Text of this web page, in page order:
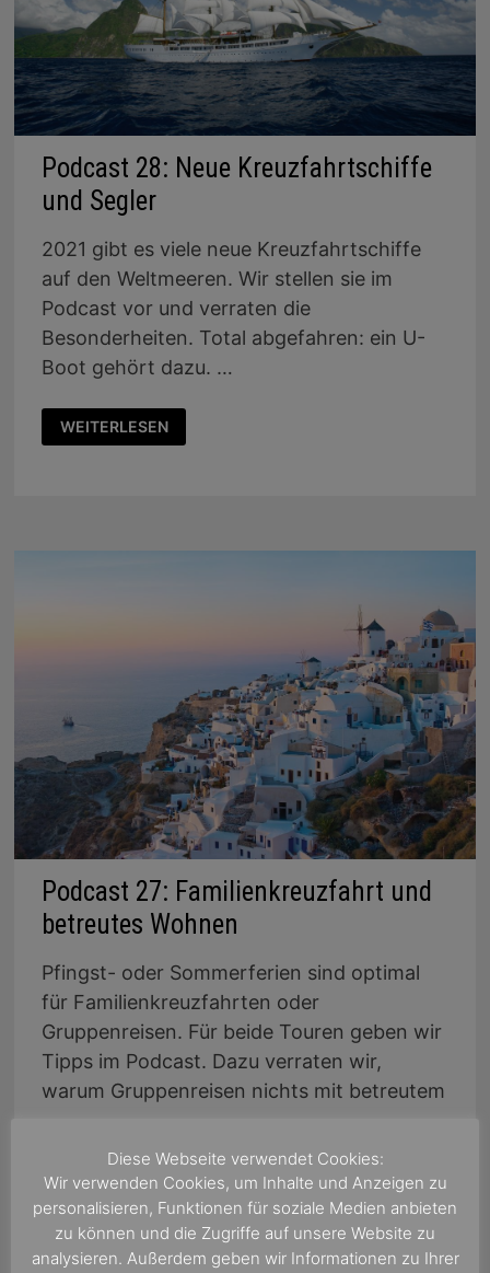
Podcast 28: Neue Kreuzfahrtschiffe
und Segler
2021 gibt es viele neue Kreuzfahrtschiffe
auf den Weltmeeren. Wir stellen sie im
Podcast vor und verraten die
Besonderheiten. Total abgefahren: ein U-
Boot gehört dazu. …
PODCAST
28:
NEUE
WEITERLESEN
Podcast 27: Familienkreuzfahrt und
betreutes Wohnen
Pfingst- oder Sommerferien sind optimal
für Familienkreuzfahrten oder
Gruppenreisen. Für beide Touren geben wir
Tipps im Podcast. Dazu verraten wir,
warum Gruppenreisen nichts mit betreutem
PODCAST
27:
FAMILIENKREUZFAHRT
UND
BETREUTES
WEITERLESEN
Diese Webseite verwendet Cookies:
Wir verwenden Cookies, um Inhalte und Anzeigen zu
personalisieren, Funktionen für soziale Medien anbieten
zu können und die Zugriffe auf unsere Website zu
analysieren. Außerdem geben wir Informationen zu Ihrer